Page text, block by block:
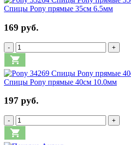
Спицы Pony прямые 35см 6.5мм
169 руб.
- +
Спицы Pony прямые 40см 10.0мм
197 руб.
- +